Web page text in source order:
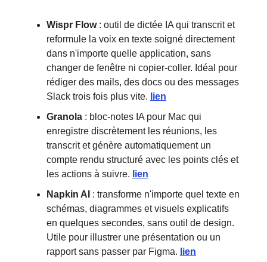
Wispr Flow: outil de dictée IA qui transcrit et
reformule la voix en texte soigné directement
dans n'importe quelle application, sans
changer de fenêtre ni copier-coller. Idéal pour
rédiger des mails, des docs ou des messages
Slack trois fois plus vite. lien
Granola : bloc-notes IA pour Mac qui
enregistre discrètement les réunions, les
transcrit et génère automatiquement un
compte rendu structuré avec les points clés et
les actions à suivre. lien
Napkin AI : transforme n'importe quel texte en
schémas, diagrammes et visuels explicatifs
en quelques secondes, sans outil de design.
Utile pour illustrer une présentation ou un
rapport sans passer par Figma. lien